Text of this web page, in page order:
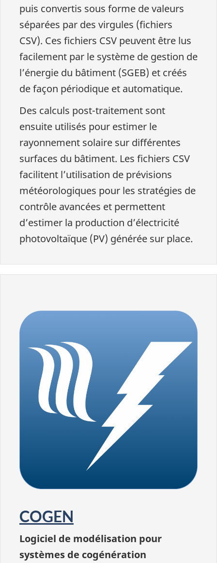
puis convertis sous forme de valeurs
séparées par des virgules (fichiers
CSV). Ces fichiers CSV peuvent être lus
facilement par le système de gestion de
l’énergie du bâtiment (SGEB) et créés
de façon périodique et automatique.
Des calculs post-traitement sont
ensuite utilisés pour estimer le
rayonnement solaire sur différentes
surfaces du bâtiment. Les fichiers CSV
facilitent l’utilisation de prévisions
météorologiques pour les stratégies de
contrôle avancées et permettent
d’estimer la production d’électricité
photovoltaïque (PV) générée sur place.
COGEN
Logiciel de modélisation pour
systèmes de cogénération